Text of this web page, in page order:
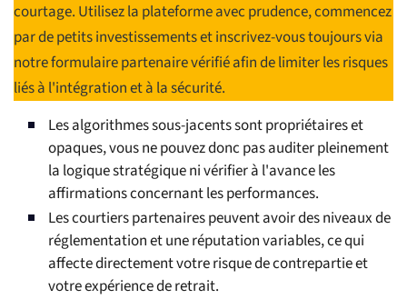
courtage. Utilisez la plateforme avec prudence, commencez
par de petits investissements et inscrivez-vous toujours via
notre formulaire partenaire vérifié afin de limiter les risques
liés à l'intégration et à la sécurité.
Les algorithmes sous-jacents sont propriétaires et
opaques, vous ne pouvez donc pas auditer pleinement
la logique stratégique ni vérifier à l'avance les
affirmations concernant les performances.
Les courtiers partenaires peuvent avoir des niveaux de
réglementation et une réputation variables, ce qui
affecte directement votre risque de contrepartie et
votre expérience de retrait.